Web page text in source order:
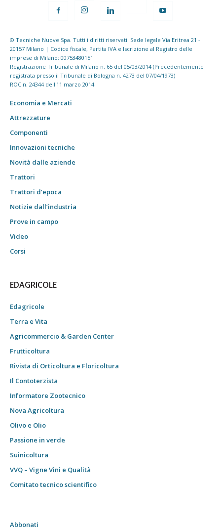
© Tecniche Nuove Spa. Tutti i diritti riservati. Sede legale Via Eritrea 21 -
20157 Milano | Codice fiscale, Partita IVA e Iscrizione al Registro delle
imprese di Milano: 00753480151
Registrazione Tribunale di Milano n. 65 del 05/03/2014 (Precedentemente
registrata presso il Tribunale di Bologna n. 4273 del 07/04/1973)
ROC n. 24344 dell'11 marzo 2014
Economia e Mercati
Attrezzature
Componenti
Innovazioni tecniche
Novità dalle aziende
Trattori
Trattori d’epoca
Notizie dall’industria
Prove in campo
Video
Corsi
EDAGRICOLE
Edagricole
Terra e Vita
Agricommercio & Garden Center
Frutticoltura
Rivista di Orticoltura e Floricoltura
Il Contoterzista
Informatore Zootecnico
Nova Agricoltura
Olivo e Olio
Passione in verde
Suinicoltura
VVQ – Vigne Vini e Qualità
Comitato tecnico scientifico
Abbonati